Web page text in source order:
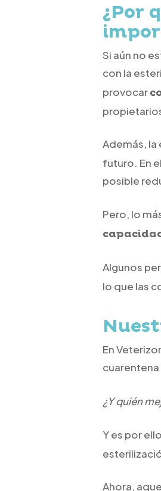
¿Por
Si aún no
con la
provocar
Además, la
futuro. En
posible
Pero, lo
Algunos
lo que las
En
¿Y quién
Y es por
Ahora,